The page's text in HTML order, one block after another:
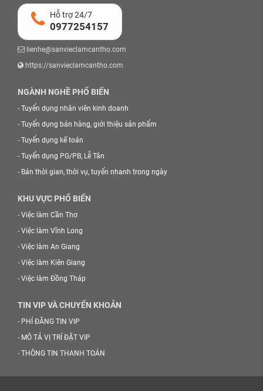
Hỗ trợ 24/7
0977254157
lienhe@sanvieclamcantho.com
https://sanvieclamcantho.com
NGÀNH NGHỀ PHỔ BIẾN
- Tuyển dụng nhân viên kinh doanh
- Tuyển dụng bán hàng, giới thiệu sản phẩm
- Tuyển dụng kế toán
- Tuyển dụng PG/PB, Lễ Tân
- Bán thời gian, thời vụ, tuyển nhanh trong ngày
KHU VỰC PHỔ BIẾN
- Việc làm Cần Thơ
- Việc làm Vĩnh Long
- Việc làm An Giang
- Việc làm Kiên Giang
- Việc làm Đồng Tháp
TIN VIP VÀ CHUYỂN KHOẢN
- PHÍ ĐĂNG TIN VIP
- MÔ TẢ VỊ TRÍ ĐẶT VIP
- THÔNG TIN THANH TOÁN